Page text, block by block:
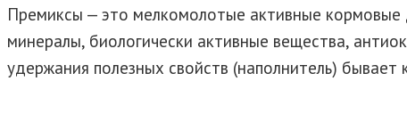
Премиксы — это мелкомолотые активные
минералы, биологически активные вещества,
удержания полезных свойств (наполнитель)